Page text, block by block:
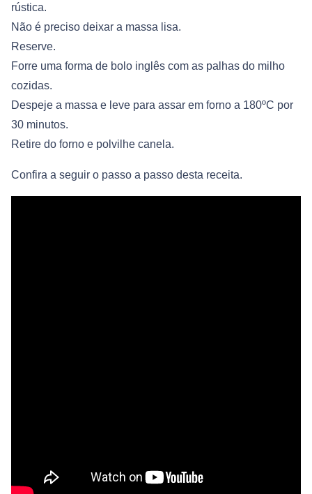
rústica.
Não é preciso deixar a massa lisa.
Reserve.
Forre uma forma de bolo inglês com as palhas do milho
cozidas.
Despeje a massa e leve para assar em forno a 180ºC por
30 minutos.
Retire do forno e polvilhe canela.
Confira a seguir o passo a passo desta receita.